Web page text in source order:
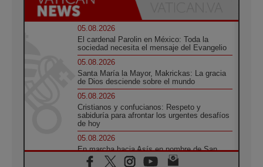
05.08.2026
El cardenal Parolin en México: Toda la
sociedad necesita el mensaje del Evangelio
05.08.2026
Santa María la Mayor, Makrickas: La gracia
de Dios desciende sobre el mundo
05.08.2026
Cristianos y confucianos: Respeto y
sabiduría para afrontar los urgentes desafíos
de hoy
05.08.2026
En marcha hacia Asís en nombre de San
Francisco, a la espera de León